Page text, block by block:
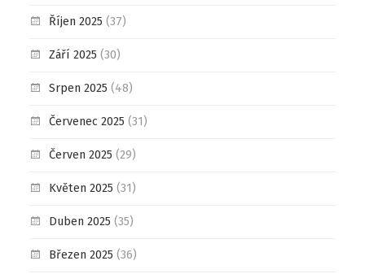
Říjen 2025 (37)
Září 2025 (30)
Srpen 2025 (48)
Červenec 2025 (31)
Červen 2025 (29)
Květen 2025 (31)
Duben 2025 (35)
Březen 2025 (36)